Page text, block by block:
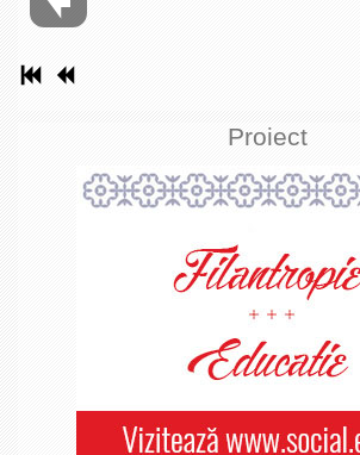
Proiect